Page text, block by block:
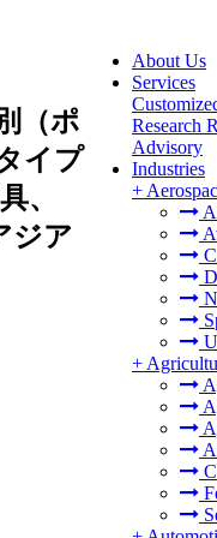
About Us
Services
Research
Advisory
Industries
+
+
（ポ
イプ
、
ジア